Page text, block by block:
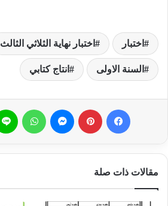
اختبار اختبار نهاية الثلاثي الثالث
السنة الاولى انتاج كتابي
مقالات ذات صلة